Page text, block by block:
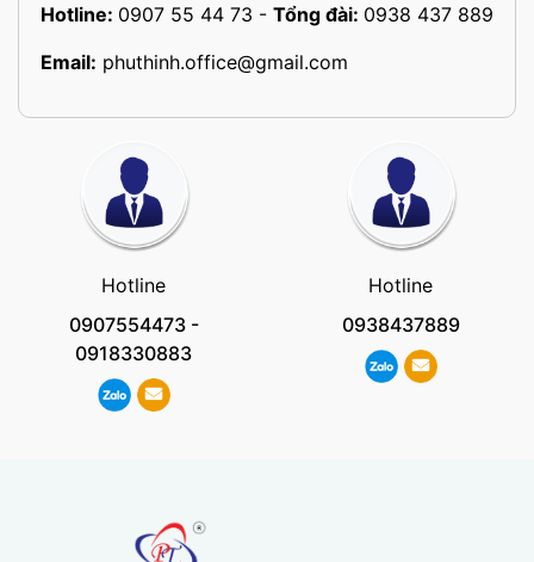
Hotline: 0907 55 44 73 - Tổng đài: 0938 437 889
Email: phuthinh.office@gmail.com
Hotline
0907554473-
0918330883
Hotline
0938437889